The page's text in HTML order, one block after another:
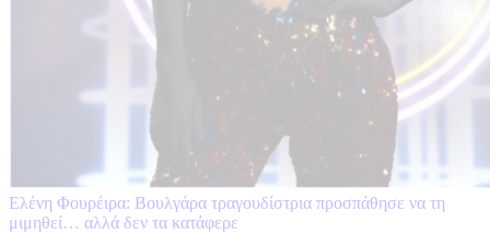
Ελένη Φουρέιρα: Βουλγάρα τραγουδίστρια προσπάθησε να τη
μιμηθεί… αλλά δεν τα κατάφερε